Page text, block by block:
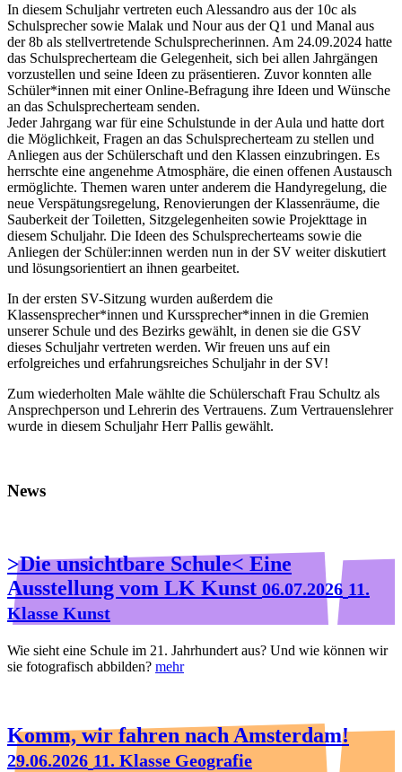
In diesem Schuljahr vertreten euch Alessandro aus der 10c als
Schulsprecher sowie Malak und Nour aus der Q1 und Manal aus
der 8b als stellvertretende Schulsprecherinnen. Am 24.09.2024 hatte
das Schulsprecherteam die Gelegenheit, sich bei allen Jahrgängen
vorzustellen und seine Ideen zu präsentieren. Zuvor konnten alle
Schüler*innen mit einer Online-Befragung ihre Ideen und Wünsche
an das Schulsprecherteam senden.
Jeder Jahrgang war für eine Schulstunde in der Aula und hatte dort
die Möglichkeit, Fragen an das Schulsprecherteam zu stellen und
Anliegen aus der Schülerschaft und den Klassen einzubringen. Es
herrschte eine angenehme Atmosphäre, die einen offenen Austausch
ermöglichte. Themen waren unter anderem die Handyregelung, die
neue Verspätungsregelung, Renovierungen der Klassenräume, die
Sauberkeit der Toiletten, Sitzgelegenheiten sowie Projekttage in
diesem Schuljahr. Die Ideen des Schulsprecherteams sowie die
Anliegen der Schüler:innen werden nun in der SV weiter diskutiert
und lösungsorientiert an ihnen gearbeitet.
In der ersten SV-Sitzung wurden außerdem die
Klassensprecher*innen und Kurssprecher*innen in die Gremien
unserer Schule und des Bezirks gewählt, in denen sie die GSV
dieses Schuljahr vertreten werden. Wir freuen uns auf ein
erfolgreiches und erfahrungsreiches Schuljahr in der SV!
Zum wiederholten Male wählte die Schülerschaft Frau Schultz als
Ansprechperson und Lehrerin des Vertrauens. Zum Vertrauenslehrer
wurde in diesem Schuljahr Herr Pallis gewählt.
News
>Die unsichtbare Schule< Eine
Ausstellung vom LK Kunst 06.07.2026 11.
Klasse Kunst
Wie sieht eine Schule im 21. Jahrhundert aus? Und wie können wir
sie fotografisch abbilden? mehr
Komm, wir fahren nach Amsterdam!
29.06.2026 11. Klasse Geografie